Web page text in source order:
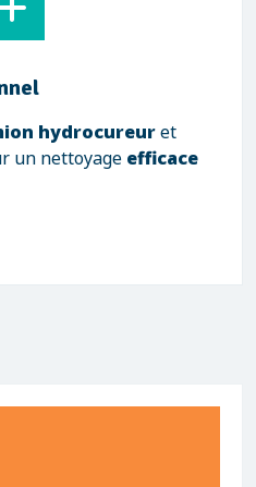
hydrocureuret
un nettoyage efficace